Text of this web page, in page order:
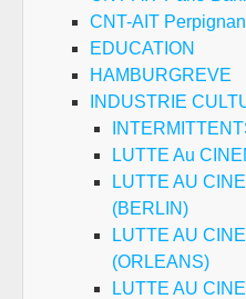
CNT-AIT Perpignan
EDUCATION
HAMBURGREVE
INDUSTRIE
LUTTE Au
LUTTE AU
(BERLIN)
LUTTE AU
(ORLEANS)
LUTTE AU